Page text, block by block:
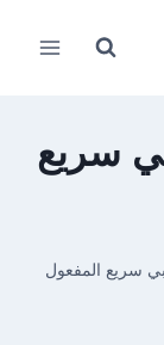
سريع
سريع المفعول